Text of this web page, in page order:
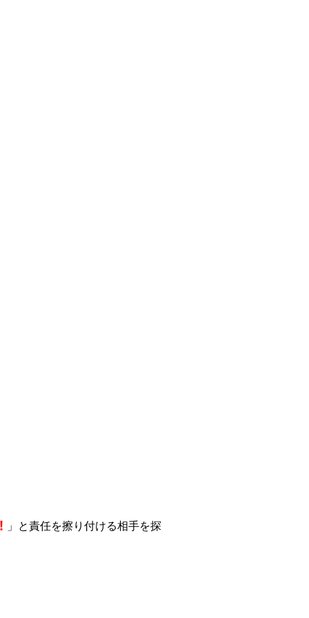
」と責任を擦り付ける相手を探